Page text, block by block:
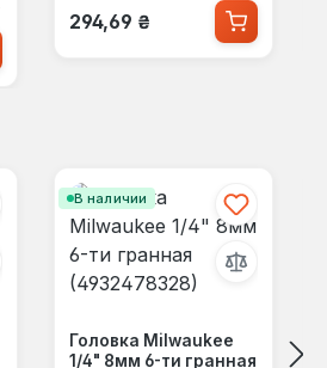
Обычная цена:
294,69 ₴
В наличии
Головка Milwaukee
1/4" 8мм 6-ти гранная